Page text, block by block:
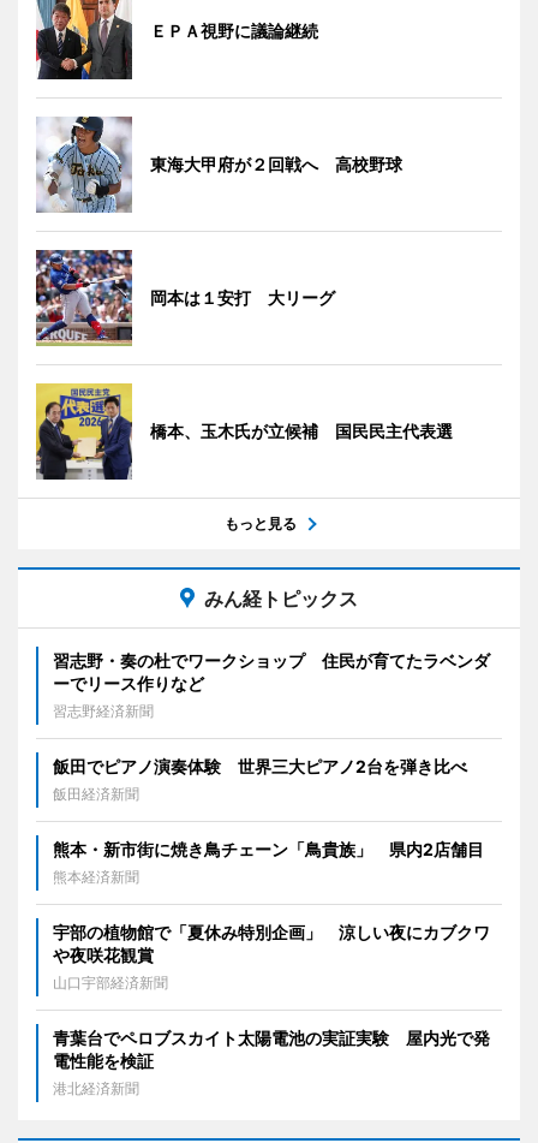
ＥＰＡ視野に議論継続
東海大甲府が２回戦へ 高校野球
岡本は１安打 大リーグ
橋本、玉木氏が立候補 国民民主代表選
もっと見る
みん経トピックス
習志野・奏の杜でワークショップ 住民が育てたラベンダ
ーでリース作りなど
習志野経済新聞
飯田でピアノ演奏体験 世界三大ピアノ2台を弾き比べ
飯田経済新聞
熊本・新市街に焼き鳥チェーン「鳥貴族」 県内2店舗目
熊本経済新聞
宇部の植物館で「夏休み特別企画」 涼しい夜にカブクワ
や夜咲花観賞
山口宇部経済新聞
青葉台でペロブスカイト太陽電池の実証実験 屋内光で発
電性能を検証
港北経済新聞